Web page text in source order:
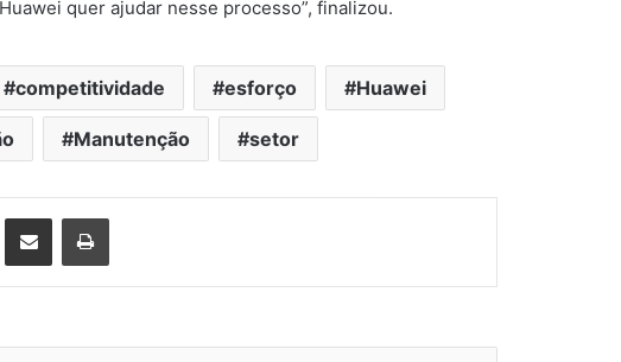
quer ajudar nesse processo”, finalizou.
competitividade esforço Huawei
Manutenção setor